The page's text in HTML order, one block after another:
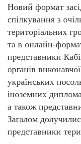
Новий формат
спілкування з
територіальних
та в онлайн-
представники
органів
українських
іноземних
а також
Загалом
представники